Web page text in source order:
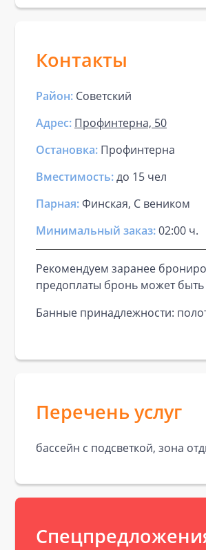
Контакты
Район: Советский
Адрес: Профинтерна, 50
Остановка: Профинтерна
Вместимость:до 15 чел
Парная:Финская, С веником
Минимальный заказ:02:00 ч.
Рекомендуем заранее
предоплаты бронь может быть
Банные принадлежности:
Перечень услуг
бассейн с подсветкой, зона